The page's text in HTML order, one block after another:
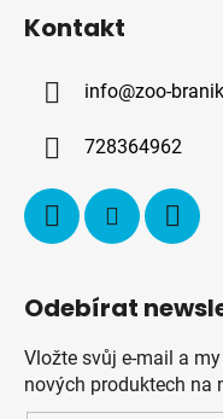
Kontakt
info@zoo-
728364962
Odebírat
Vložte svůj e-mail a
nových produktech na